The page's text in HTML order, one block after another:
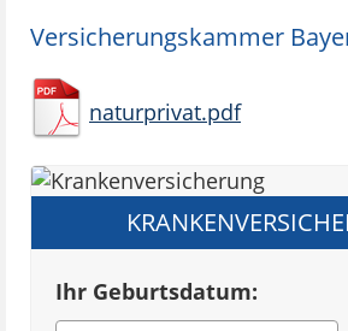
Versicherungskammer
naturprivat.pdf
Ihr Geburtsdatum: